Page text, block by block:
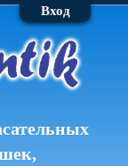
Вход